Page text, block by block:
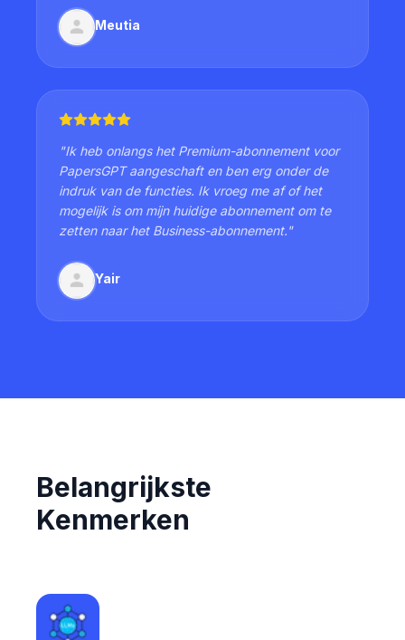
Meutia
"Ik heb onlangs het Premium-abonnement voor
PapersGPT aangeschaft en ben erg onder de
indruk van de functies. Ik vroeg me af of het
mogelijk is om mijn huidige abonnement om te
zetten naar het Business-abonnement."
Yair
Belangrijkste
Kenmerken